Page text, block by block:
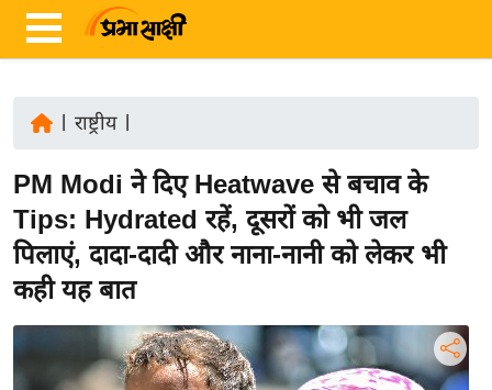
ज़ा
ख
ब
र
राष्ट्रीय|
PM Modi ने दिए Heatwave से बचाव के
Tips: Hydrated रहें, दूसरों को भी जल
पिलाएं, दादा-दादी और नाना-नानी को लेकर भी
कही यह बात